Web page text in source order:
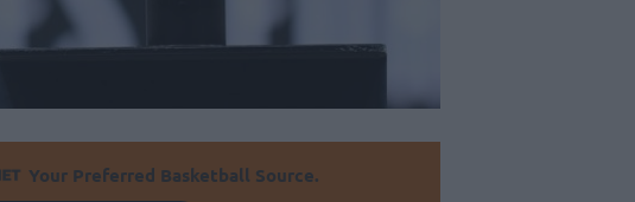
Your Preferred Basketball Source.